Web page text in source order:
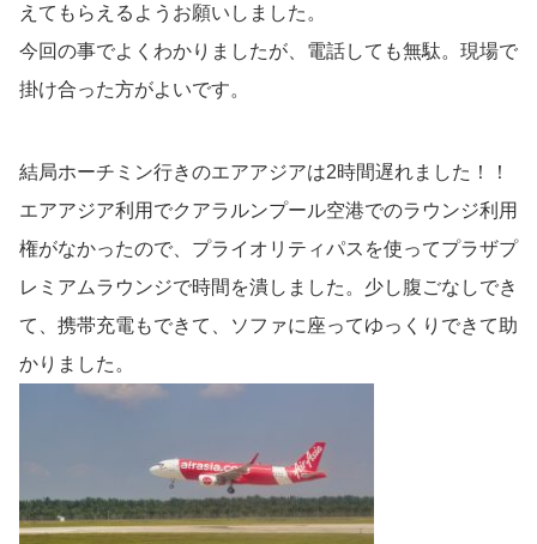
えてもらえるようお願いしました。
今回の事でよくわかりましたが、電話しても無駄。現場で
掛け合った方がよいです。
結局ホーチミン行きのエアアジアは2時間遅れました！！
エアアジア利用でクアラルンプール空港でのラウンジ利用
権がなかったので、プライオリティパスを使ってプラザプ
レミアムラウンジで時間を潰しました。少し腹ごなしでき
て、携帯充電もできて、ソファに座ってゆっくりできて助
かりました。